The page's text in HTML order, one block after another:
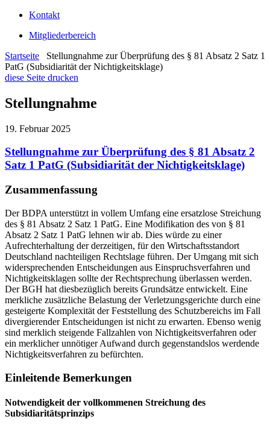
Kontakt
Mitgliederbereich
Startseite
Stellungnahme zur Überprüfung des § 81 Absatz 2 Satz 1
PatG (Subsidiarität der Nichtigkeitsklage)
diese Seite drucken
Stellungnahme
19. Februar 2025
Stellungnahme zur Überprüfung des § 81 Absatz 2
Satz 1 PatG (Subsidiarität der Nichtigkeitsklage)
Zusammenfassung
Der BDPA unterstützt in vollem Umfang eine ersatzlose Streichung
des § 81 Absatz 2 Satz 1 PatG. Eine Modifikation des von § 81
Absatz 2 Satz 1 PatG lehnen wir ab. Dies würde zu einer
Aufrechterhaltung der derzeitigen, für den Wirtschaftsstandort
Deutschland nachteiligen Rechtslage führen. Der Umgang mit sich
widersprechenden Entscheidungen aus Einspruchsverfahren und
Nichtigkeitsklagen sollte der Rechtsprechung überlassen werden.
Der BGH hat diesbezüglich bereits Grundsätze entwickelt. Eine
merkliche zusätzliche Belastung der Verletzungsgerichte durch eine
gesteigerte Komplexität der Feststellung des Schutzbereichs im Fall
divergierender Entscheidungen ist nicht zu erwarten. Ebenso wenig
sind merklich steigende Fallzahlen von Nichtigkeitsverfahren oder
ein merklicher unnötiger Aufwand durch gegenstandslos werdende
Nichtigkeitsverfahren zu befürchten.
Einleitende Bemerkungen
Notwendigkeit der vollkommenen Streichung des
Subsidiaritätsprinzips